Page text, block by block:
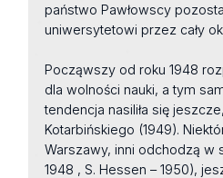
państwo Pawłowscy
uniwersytetowi przez cały
Począwszy od roku 1948
dla wolności nauki, a tym
tendencja nasiliła się
Kotarbińskiego (1949).
Warszawy, inni odchodzą w
1948 , S. Hessen – 1950),